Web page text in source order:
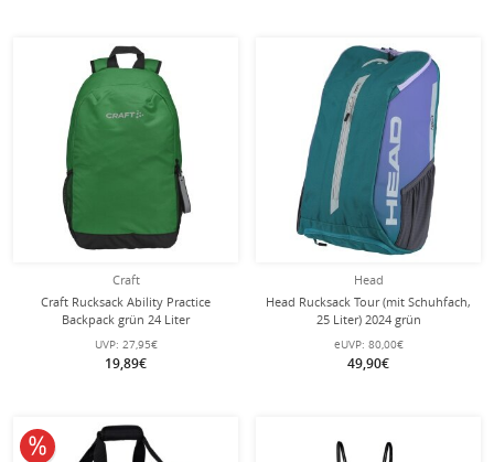
Craft
Craft Rucksack Ability Practice
Backpack grün 24 Liter
UVP: 27,95€
19,89€
Head
Head Rucksack Tour (mit Schuhfach,
25 Liter) 2024 grün
eUVP: 80,00€
49,90€
10% reduziert